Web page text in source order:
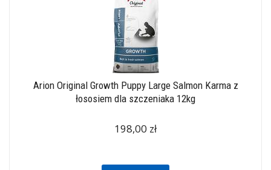
Arion Original Growth Puppy Large Salmon Karma z
łososiem dla szczeniaka 12kg
198,00 zł